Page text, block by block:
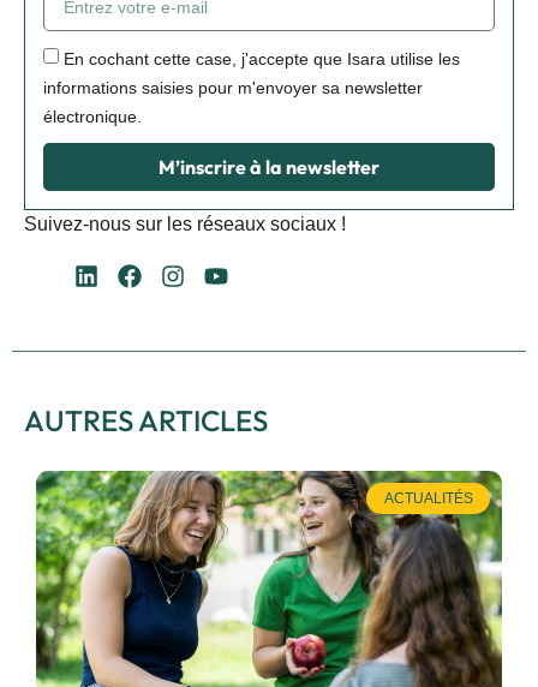
En cochant cette case, j'accepte que Isara utilise les
informations saisies pour m'envoyer sa newsletter
électronique.
M’inscrire à la newsletter
Suivez-nous sur les réseaux sociaux !
AUTRES ARTICLES
ACTUALITÉS